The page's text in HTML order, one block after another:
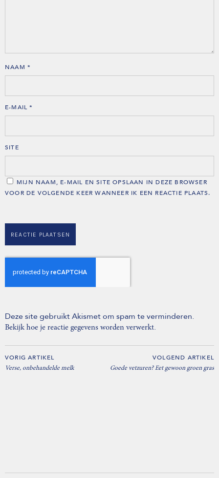
NAAM *
E-MAIL*
SITE
MIJN NAAM, E-MAIL EN SITE OPSLAAN IN DEZE BROWSER
VOOR DE VOLGENDE KEER WANNEER IK EEN REACTIE PLAATS.
Deze site gebruikt Akismet om spam te verminderen.
Bekijk hoe je reactie gegevens worden verwerkt.
VORIG ARTIKEL
Verse, onbehandelde melk
VOLGEND ARTIKEL
Goede vetzuren? Eet gewoon groen gras